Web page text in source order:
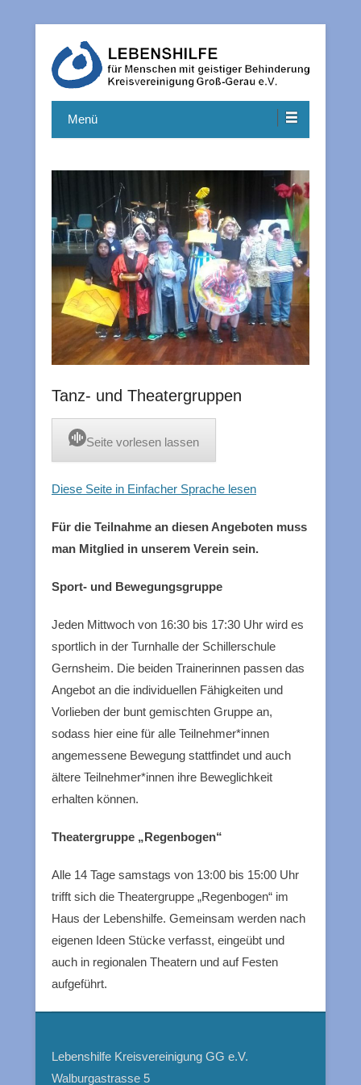
Lebenshilfe Kreisvereinigung
Groß-Gerau e.V.
Menü
Tanz- und Theatergruppen
Seite vorlesen lassen
Diese Seite in Einfacher Sprache lesen
Für die Teilnahme an diesen Angeboten muss
man Mitglied in unserem Verein sein.
Sport- und Bewegungsgruppe
Jeden Mittwoch von 16:30 bis 17:30 Uhr wird es
sportlich in der Turnhalle der Schillerschule
Gernsheim. Die beiden Trainerinnen passen das
Angebot an die individuellen Fähigkeiten und
Vorlieben der bunt gemischten Gruppe an,
sodass hier eine für alle Teilnehmer*innen
angemessene Bewegung stattfindet und auch
ältere Teilnehmer*innen ihre Beweglichkeit
erhalten können.
Theatergruppe „Regenbogen“
Alle 14 Tage samstags von 13:00 bis 15:00 Uhr
trifft sich die Theatergruppe „Regenbogen“ im
Haus der Lebenshilfe. Gemeinsam werden nach
eigenen Ideen Stücke verfasst, eingeübt und
auch in regionalen Theatern und auf Festen
aufgeführt.
Lebenshilfe Kreisvereinigung GG e.V.
Walburgastrasse 5